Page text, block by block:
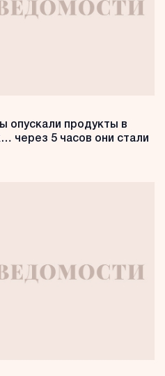
опускали продукты в
через 5 часов они стали